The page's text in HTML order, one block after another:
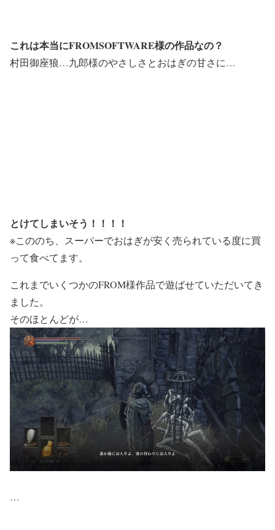
これは本当にFROMSOFTWARE様の作品なの？
村田御座狼…九郎様のやさしさとおはぎの甘さに…
とけてしまいそう！！！！
※こののち、スーパーでおはぎが安く売られている度に買
って食べてます。
これまでいくつかのFROM様作品で遊ばせていただいてき
ました。
そのほとんどが…
…